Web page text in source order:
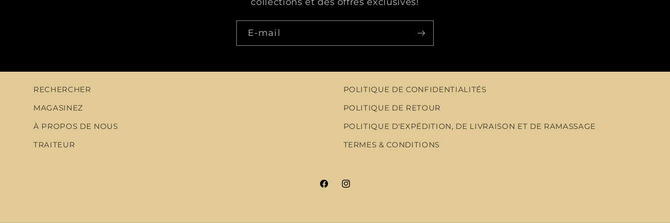
E-mail
RECHERCHER
MAGASINEZ
À PROPOS DE NOUS
TRAITEUR
POLITIQUE DE CONFIDENTIALITÉS
POLITIQUE DE RETOUR
POLITIQUE D'EXPÉDITION, DE LIVRAISON ET DE RAMASSAGE
TERMES & CONDITIONS
FacebookInstagram